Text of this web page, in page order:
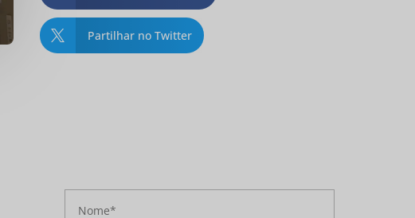
 Partilhar no Twitter